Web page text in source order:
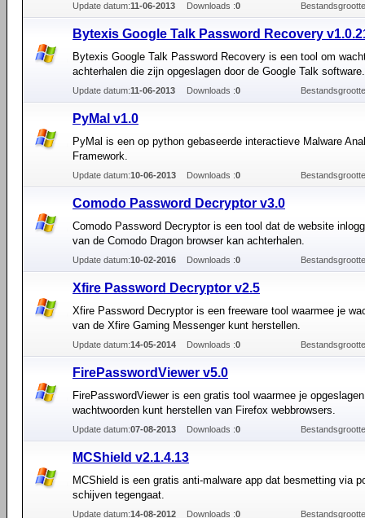
Update datum:11-06-2013 Downloads :0
Bytexis Google Talk Password Recovery
Bytexis Google Talk Password Recovery is een tool om
achterhalen die zijn opgeslagen door de Google Talk software.
Update datum:11-06-2013 Downloads :0
PyMal v1.0
PyMal is een op python gebaseerde interactieve Malware
Framework.
Update datum:10-06-2013 Downloads :0
Comodo Password Decryptor v3.0
Comodo Password Decryptor is een tool dat de website
van de Comodo Dragon browser kan achterhalen.
Update datum:10-02-2016 Downloads :0
Xfire Password Decryptor v2.5
Xfire Password Decryptor is een freeware tool waarmee je
van de Xfire Gaming Messenger kunt herstellen.
Update datum:14-05-2014 Downloads :0
FirePasswordViewer v5.0
FirePasswordViewer is een gratis tool waarmee je opgeslagen
wachtwoorden kunt herstellen van Firefox webbrowsers.
Update datum:07-08-2013 Downloads :0
MCShield v2.1.4.13
MCShield is een gratis anti-malware app dat besmetting via
schijven tegengaat.
Update datum:14-08-2012 Downloads :0